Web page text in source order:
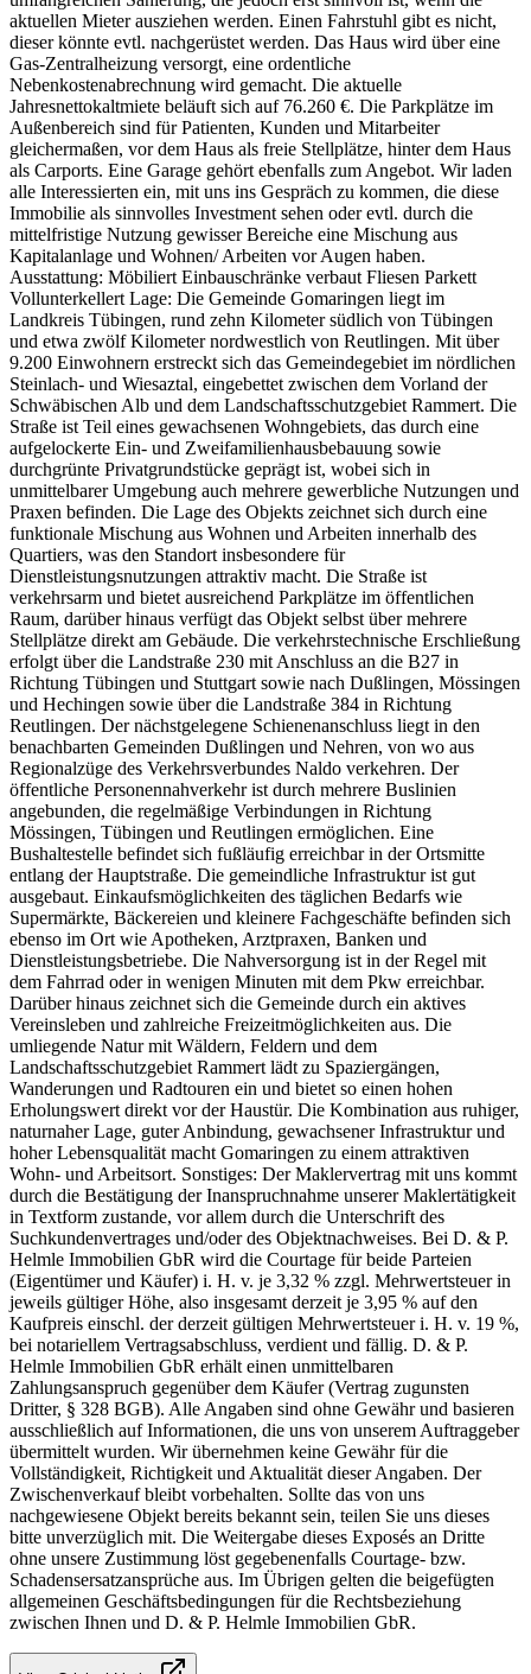
aktuellen Mieter ausziehen werden. Einen Fahrstuhl gibt es nicht,
dieser könnte evtl. nachgerüstet werden. Das Haus wird über eine
Gas-Zentralheizung versorgt, eine ordentliche
Nebenkostenabrechnung wird gemacht. Die aktuelle
Jahresnettokaltmiete beläuft sich auf 76.260 €. Die Parkplätze im
Außenbereich sind für Patienten, Kunden und Mitarbeiter
gleichermaßen, vor dem Haus als freie Stellplätze, hinter dem Haus
als Carports. Eine Garage gehört ebenfalls zum Angebot. Wir laden
alle Interessierten ein, mit uns ins Gespräch zu kommen, die diese
Immobilie als sinnvolles Investment sehen oder evtl. durch die
mittelfristige Nutzung gewisser Bereiche eine Mischung aus
Kapitalanlage und Wohnen/ Arbeiten vor Augen haben.
Ausstattung: Möbiliert Einbauschränke verbaut Fliesen Parkett
Vollunterkellert Lage: Die Gemeinde Gomaringen liegt im
Landkreis Tübingen, rund zehn Kilometer südlich von Tübingen
und etwa zwölf Kilometer nordwestlich von Reutlingen. Mit über
9.200 Einwohnern erstreckt sich das Gemeindegebiet im nördlichen
Steinlach- und Wiesaztal, eingebettet zwischen dem Vorland der
Schwäbischen Alb und dem Landschaftsschutzgebiet Rammert. Die
Straße ist Teil eines gewachsenen Wohngebiets, das durch eine
aufgelockerte Ein- und Zweifamilienhausbebauung sowie
durchgrünte Privatgrundstücke geprägt ist, wobei sich in
unmittelbarer Umgebung auch mehrere gewerbliche Nutzungen und
Praxen befinden. Die Lage des Objekts zeichnet sich durch eine
funktionale Mischung aus Wohnen und Arbeiten innerhalb des
Quartiers, was den Standort insbesondere für
Dienstleistungsnutzungen attraktiv macht. Die Straße ist
verkehrsarm und bietet ausreichend Parkplätze im öffentlichen
Raum, darüber hinaus verfügt das Objekt selbst über mehrere
Stellplätze direkt am Gebäude. Die verkehrstechnische Erschließung
erfolgt über die Landstraße 230 mit Anschluss an die B27 in
Richtung Tübingen und Stuttgart sowie nach Dußlingen, Mössingen
und Hechingen sowie über die Landstraße 384 in Richtung
Reutlingen. Der nächstgelegene Schienenanschluss liegt in den
benachbarten Gemeinden Dußlingen und Nehren, von wo aus
Regionalzüge des Verkehrsverbundes Naldo verkehren. Der
öffentliche Personennahverkehr ist durch mehrere Buslinien
angebunden, die regelmäßige Verbindungen in Richtung
Mössingen, Tübingen und Reutlingen ermöglichen. Eine
Bushaltestelle befindet sich fußläufig erreichbar in der Ortsmitte
entlang der Hauptstraße. Die gemeindliche Infrastruktur ist gut
ausgebaut. Einkaufsmöglichkeiten des täglichen Bedarfs wie
Supermärkte, Bäckereien und kleinere Fachgeschäfte befinden sich
ebenso im Ort wie Apotheken, Arztpraxen, Banken und
Dienstleistungsbetriebe. Die Nahversorgung ist in der Regel mit
dem Fahrrad oder in wenigen Minuten mit dem Pkw erreichbar.
Darüber hinaus zeichnet sich die Gemeinde durch ein aktives
Vereinsleben und zahlreiche Freizeitmöglichkeiten aus. Die
umliegende Natur mit Wäldern, Feldern und dem
Landschaftsschutzgebiet Rammert lädt zu Spaziergängen,
Wanderungen und Radtouren ein und bietet so einen hohen
Erholungswert direkt vor der Haustür. Die Kombination aus ruhiger,
naturnaher Lage, guter Anbindung, gewachsener Infrastruktur und
hoher Lebensqualität macht Gomaringen zu einem attraktiven
Wohn- und Arbeitsort. Sonstiges: Der Maklervertrag mit uns kommt
durch die Bestätigung der Inanspruchnahme unserer Maklertätigkeit
in Textform zustande, vor allem durch die Unterschrift des
Suchkundenvertrages und/oder des Objektnachweises. Bei D. & P.
Helmle Immobilien GbR wird die Courtage für beide Parteien
(Eigentümer und Käufer) i. H. v. je 3,32 % zzgl. Mehrwertsteuer in
jeweils gültiger Höhe, also insgesamt derzeit je 3,95 % auf den
Kaufpreis einschl. der derzeit gültigen Mehrwertsteuer i. H. v. 19 %,
bei notariellem Vertragsabschluss, verdient und fällig. D. & P.
Helmle Immobilien GbR erhält einen unmittelbaren
Zahlungsanspruch gegenüber dem Käufer (Vertrag zugunsten
Dritter, § 328 BGB). Alle Angaben sind ohne Gewähr und basieren
ausschließlich auf Informationen, die uns von unserem Auftraggeber
übermittelt wurden. Wir übernehmen keine Gewähr für die
Vollständigkeit, Richtigkeit und Aktualität dieser Angaben. Der
Zwischenverkauf bleibt vorbehalten. Sollte das von uns
nachgewiesene Objekt bereits bekannt sein, teilen Sie uns dieses
bitte unverzüglich mit. Die Weitergabe dieses Exposés an Dritte
ohne unsere Zustimmung löst gegebenenfalls Courtage- bzw.
Schadensersatzansprüche aus. Im Übrigen gelten die beigefügten
allgemeinen Geschäftsbedingungen für die Rechtsbeziehung
zwischen Ihnen und D. & P. Helmle Immobilien GbR.